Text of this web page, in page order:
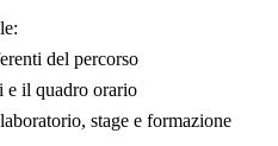
del percorso
e il quadro orario
stage e formazione